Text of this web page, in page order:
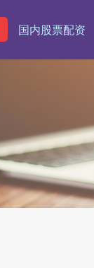
国内股票配资